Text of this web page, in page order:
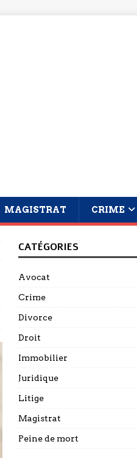
MAGISTRAT CRIME
CATÉGORIES
Avocat
Crime
Divorce
Droit
Immobilier
Juridique
Litige
Magistrat
Peine de mort